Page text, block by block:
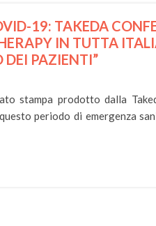
19: TAKEDA
IN TUTTA
DEI PAZIENTI”
stampa prodotto dalla
periodo di emergenza